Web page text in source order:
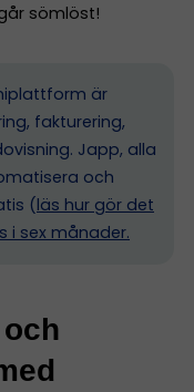
sömlöst!
är
fakturering,
Japp, alla
och
(läs hur gör det
i sex månader.